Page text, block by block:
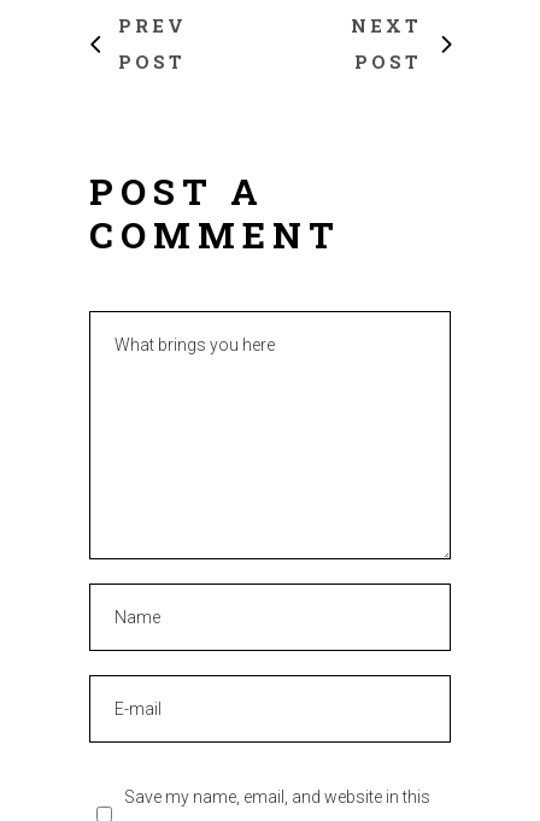
PREV
POST
NEXT
POST
POST A
COMMENT
Save my name, email, and website in this